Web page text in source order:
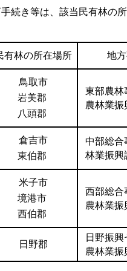
続き等は、該当民有林の
有林の所在場所 地
鳥取市
岩美郡
八頭郡
東部農林
農林業振
倉吉市
東伯郡
中部総合
林業振興
米子市
境港市
西伯郡
西部総合
農林業振
日野郡
日野振
農林業振